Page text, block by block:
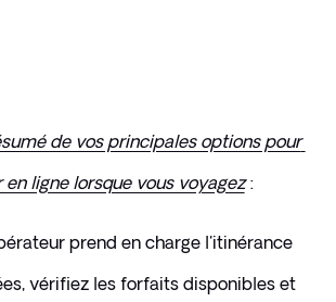
de vos principales options pour
en ligne lorsque vous voyagez :
prend en charge l'itinérance
vérifiez les forfaits disponibles et